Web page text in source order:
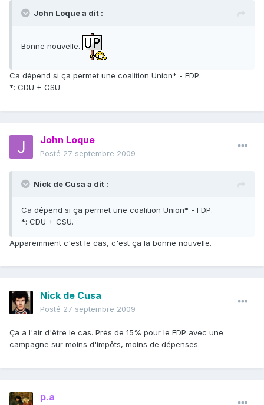
John Loque a dit :
Bonne nouvelle.
Ca dépend si ça permet une coalition Union* - FDP.
*: CDU + CSU.
John Loque
Posté 27 septembre 2009
Nick de Cusa a dit :
Ca dépend si ça permet une coalition Union* - FDP.
*: CDU + CSU.
Apparemment c'est le cas, c'est ça la bonne nouvelle.
Nick de Cusa
Posté 27 septembre 2009
Ça a l'air d'être le cas. Près de 15% pour le FDP avec une
campagne sur moins d'impôts, moins de dépenses.
p.a